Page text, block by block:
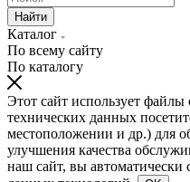
Найти
Каталог
По всему сайту
По каталогу
Этот сайт использует файлы
технических данных
местоположении и др.) для
улучшения качества
наш сайт, вы автоматически